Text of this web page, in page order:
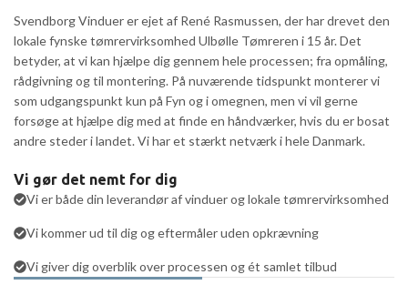
Svendborg Vinduer er ejet af René Rasmussen, der har drevet den
lokale fynske tømrervirksomhed Ulbølle Tømreren i 15 år. Det
betyder, at vi kan hjælpe dig gennem hele processen; fra opmåling,
rådgivning og til montering. På nuværende tidspunkt monterer vi
som udgangspunkt kun på Fyn og i omegnen, men vi vil gerne
forsøge at hjælpe dig med at finde en håndværker, hvis du er bosat
andre steder i landet. Vi har et stærkt netværk i hele Danmark.
Vi gør det nemt for dig
Vi er både din leverandør af vinduer og lokale tømrervirksomhed
Vi kommer ud til dig og eftermåler uden opkrævning
Vi giver dig overblik over processen og ét samlet tilbud